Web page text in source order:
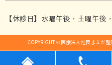
【休診日】水曜午後・土曜午後
COPYRIGHT © 医療法人社団まえだ